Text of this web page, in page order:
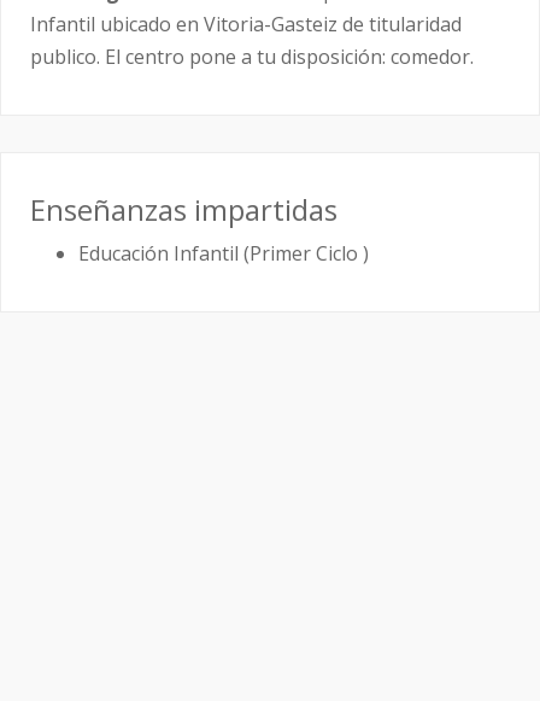
Infantil ubicado en Vitoria-Gasteiz de titularidad
publico. El centro pone a tu disposición: comedor.
Enseñanzas impartidas
Educación Infantil (Primer Ciclo )